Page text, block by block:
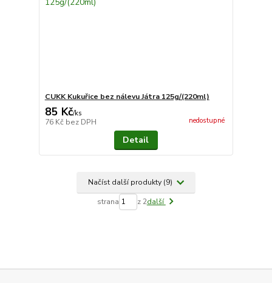
CUKK Kukuřice bez nálevu Játra 125g/(220ml)
85 Kč/ks
76 Kč bez DPH nedostupné
Detail
Načíst další produkty (9)
strana z 2další